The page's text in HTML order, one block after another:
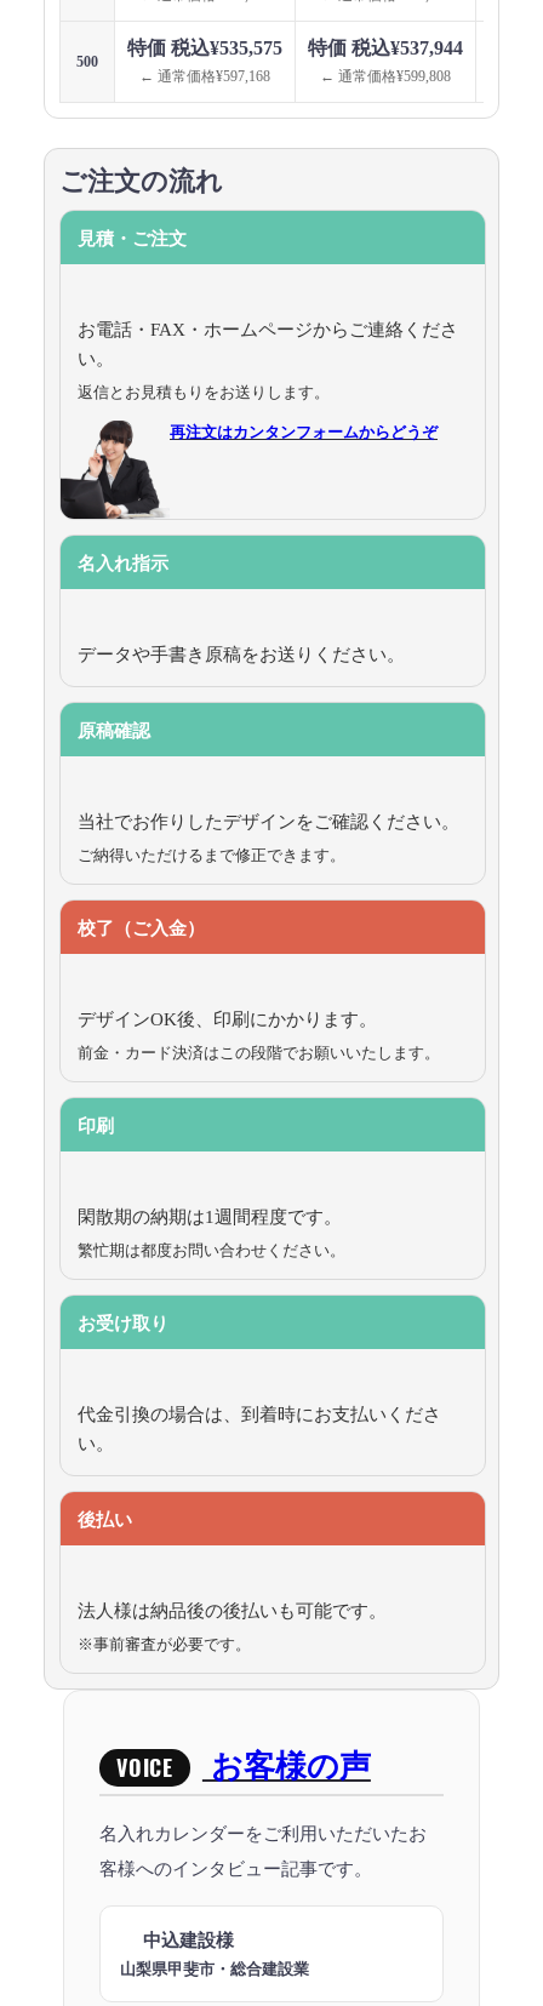
500
特価 税込¥535,575
← 通常価格¥597,168
特価 税込¥537,944
← 通常価格¥599,808
ご注文の流れ
見積・ご注文
お電話・FAX・ホームページからご連絡くださ
い。
返信とお見積もりをお送りします。
再注文はカンタンフォームからどうぞ
名入れ指示
データや手書き原稿をお送りください。
原稿確認
当社でお作りしたデザインをご確認ください。
ご納得いただけるまで修正できます。
校了（ご入金）
デザインOK後、印刷にかかります。
前金・カード決済はこの段階でお願いいたします。
印刷
閑散期の納期は1週間程度です。
繁忙期は都度お問い合わせください。
お受け取り
代金引換の場合は、到着時にお支払いくださ
い。
後払い
法人様は納品後の後払いも可能です。
※事前審査が必要です。
VOICE お客様の声
名入れカレンダーをご利用いただいたお
客様へのインタビュー記事です。
中込建設様
山梨県甲斐市・総合建設業